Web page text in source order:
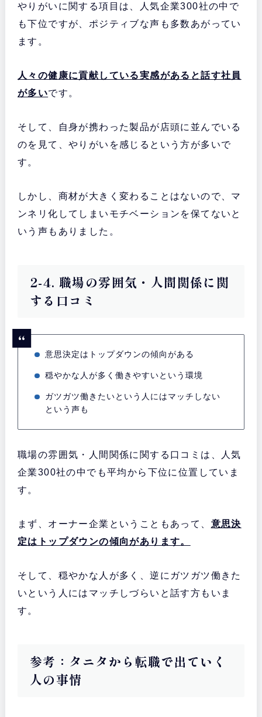
やりがいに関する項目は、人気企業300社の中で
も下位ですが、ポジティブな声も多数あがってい
ます。
人々の健康に貢献している実感があると話す社員
が多いです。
そして、自身が携わった製品が店頭に並んでいる
のを見て、やりがいを感じるという方が多いで
す。
しかし、商材が大きく変わることはないので、マ
ンネリ化してしまいモチベーションを保てないと
いう声もありました。
2-4. 職場の雰囲気・人間関係に関
する口コミ
意思決定はトップダウンの傾向がある
穏やかな人が多く働きやすいという環境
ガツガツ働きたいという人にはマッチしない
という声も
職場の雰囲気・人間関係に関する口コミは、人気
企業300社の中でも平均から下位に位置していま
す。
まず、オーナー企業ということもあって、 意思決
定はトップダウンの傾向があります。
そして、穏やかな人が多く、逆にガツガツ働きた
いという人にはマッチしづらいと話す方もいま
す。
参考：タニタから転職で出ていく
人の事情